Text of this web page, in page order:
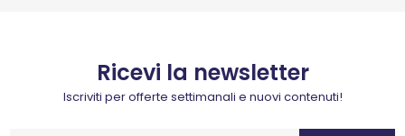
Ricevi la newsletter
Iscriviti per offerte settimanali e nuovi contenuti!